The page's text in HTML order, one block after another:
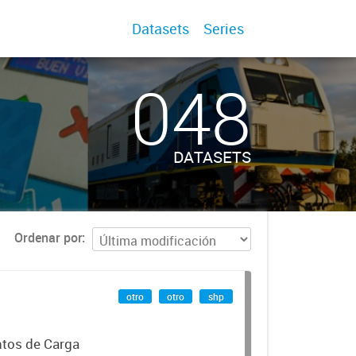
Datasets Series
048
DATASETS
Ordenar por
de Carga
otro otro shp